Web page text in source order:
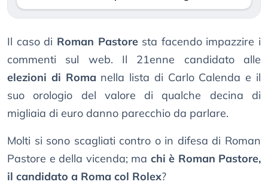
Il caso di Roman Pastoresta facendo impazzire i
commenti sul web. Il 21enne candidato alle
elezioni di Roma nella lista di Carlo Calenda e il
suo orologio del valore di qualche decina di
migliaia di euro danno parecchio da parlare.
Molti si sono scagliati contro o in difesa di Roman
Pastore e della vicenda; ma chi è Roman Pastore,
il candidato a Roma col Rolex?